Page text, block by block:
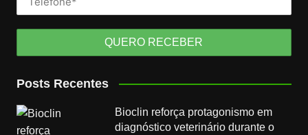
Posts Recentes
Bioclin reforça protagonismo em
diagnóstico veterinário durante o